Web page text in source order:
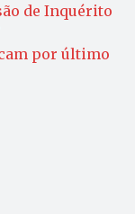
de Inquérito
por último